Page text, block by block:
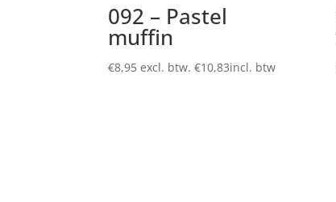
092 – Pastel
muffin
€8,95 excl. btw.€10,83incl. btw